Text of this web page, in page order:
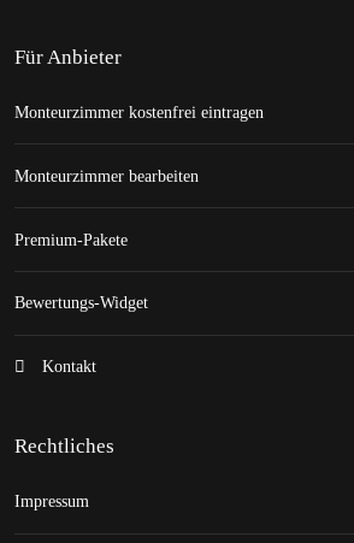
Für Anbieter
Monteurzimmer kostenfrei eintragen
Monteurzimmer bearbeiten
Premium-Pakete
Bewertungs-Widget
Kontakt
Rechtliches
Impressum